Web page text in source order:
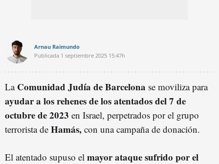
Arnau Raimundo
Publicada 1 septiembre 2025 15:47h
La Comunidad Judía de Barcelona se moviliza para
ayudar a los rehenes de los atentados del 7 de
octubre de 2023 en Israel, perpetrados por el grupo
terrorista de Hamás, con una campaña de donación.
El atentado supuso el mayor ataque sufrido por el